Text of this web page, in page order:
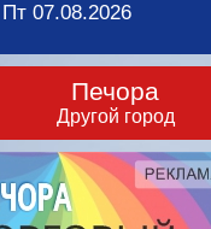
Пт 07.08.2026
Печора
Другой город